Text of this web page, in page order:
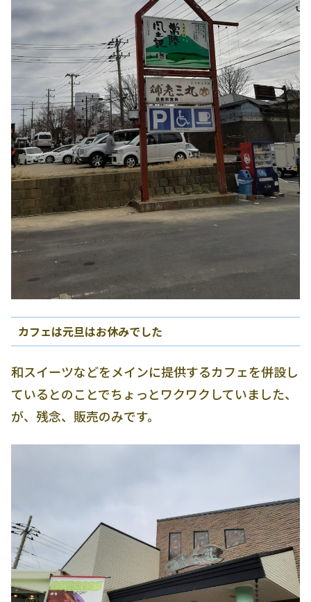
カフェは元旦はお休みでした
和スイーツなどをメインに提供するカフェを併設し
ているとのことでちょっとワクワクしていました、
が、残念、販売のみです。